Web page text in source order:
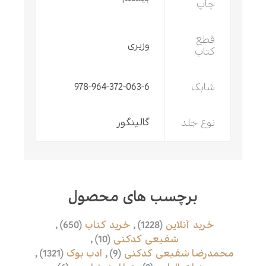
چاپ
قطع
کتاب
وزیری
شابک 978-964-372-063-6
نوع جلد گالینگور
برچسب های محصول
خرید آنلاین (1228)
, خرید کتاب (650)
,
شفیعی کدکنی (10)
,
محمدرضا شفیعی کدکنی (9)
, ادب بوک (1321)
,